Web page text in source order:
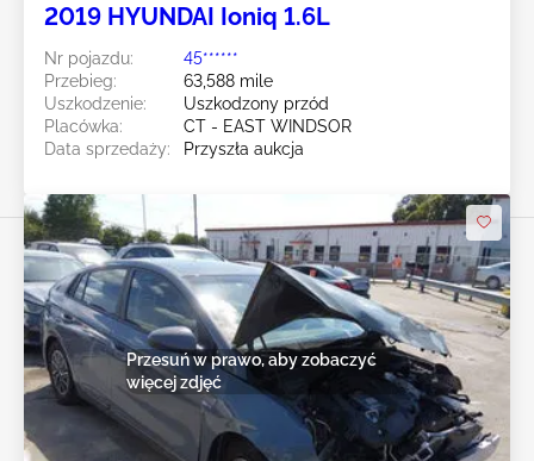
2019 HYUNDAI Ioniq 1.6L
Nr pojazdu:
45******
Przebieg:
63,588 mile
Uszkodzenie:
Uszkodzony przód
Placówka:
CT - EAST WINDSOR
Data sprzedaży:
Przyszła aukcja
Przesuń w prawo, aby zobaczyć
więcej zdjęć